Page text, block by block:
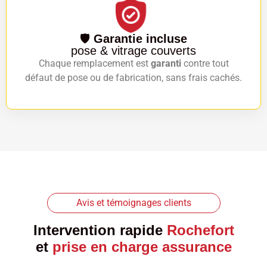
🛡️ Garantie incluse
pose & vitrage couverts
Chaque remplacement est garanticontre tout
défaut de pose ou de fabrication, sans frais cachés.
Avis et témoignages clients
Intervention rapide Rochefort
et prise en charge assurance